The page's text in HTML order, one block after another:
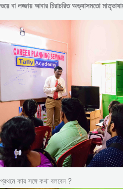
ভয়ে বা লজ্জায় আবার চিরাচরিত অভ্যাসমতো
প্রথমে কার সঙ্গে কথা বলবেন ?